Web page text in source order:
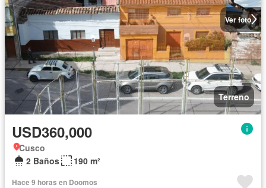
Ver foto
Terreno
USD360,000
Cusco
2 Baños
190 m²
Hace 9 horas en Doomos